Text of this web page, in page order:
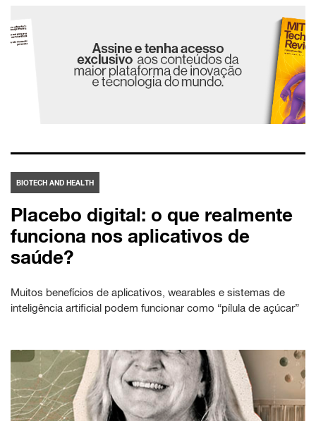
BIOTECH AND HEALTH
Placebo digital: o que realmente
funciona nos aplicativos de
saúde?
Muitos benefícios de aplicativos, wearables e sistemas de
inteligência artificial podem funcionar como “pílula de açúcar”